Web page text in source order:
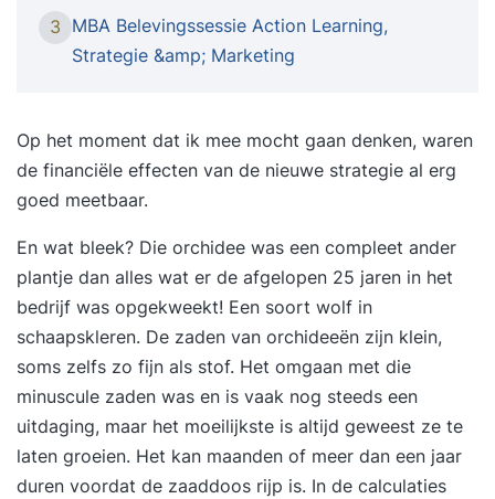
strategie. Bij de opdrachten is jouw organisatie
het uitgangspunt waardoor je de theorie direct
is het verkrijgen van het internationale
certificaat OKR-Practioner. We bieden tegen een
gereduceerd tarief een online examen aan bij
ontvang je digitaal het certificaat. Dit kun je
toevoegen op je LinkedIn profiel. Wanneer is
deze training iets voor mij? Deze training is voor:
Als je verantwoordelijk bent voor uitrol van de
strategie binnen de organisatie Als je handvatten
wil om makkelijker op strategisch niveau te
denken Als je onder begeleiding jouw strategie
wil reviewen Als je een succesvolle methode
zoekt om meer focus, samenhang en
3 MBA Belevingssessie Action Learning,
Strategie &amp; Marketing
Op het moment dat ik mee mocht gaan denken, waren
de financiële effecten van de nieuwe strategie al erg
goed meetbaar.
En wat bleek? Die orchidee was een compleet ander
plantje dan alles wat er de afgelopen 25 jaren in het
bedrijf was opgekweekt! Een soort wolf in
schaapskleren. De zaden van orchideeën zijn klein,
soms zelfs zo fijn als stof. Het omgaan met die
minuscule zaden was en is vaak nog steeds een
uitdaging, maar het moeilijkste is altijd geweest ze te
laten groeien. Het kan maanden of meer dan een jaar
duren voordat de zaaddoos rijp is. In de calculaties